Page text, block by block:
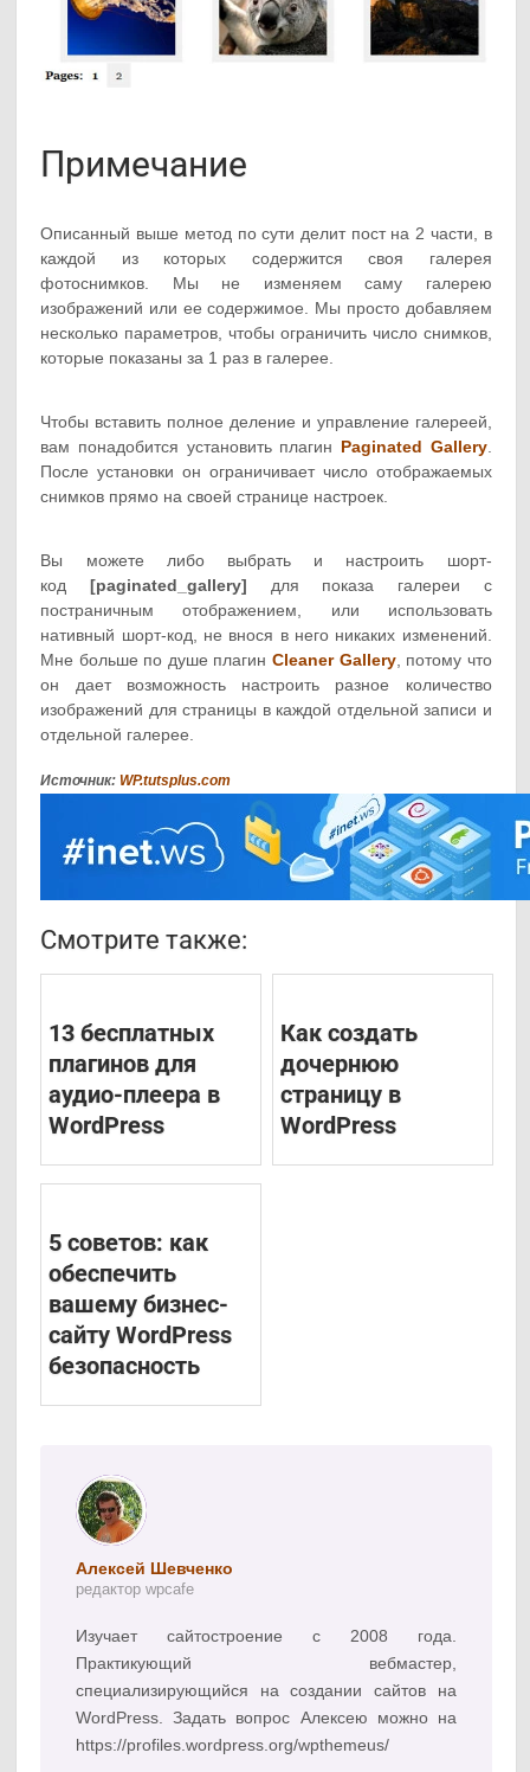
Примечание
Описанный выше метод по сути делит пост на 2 части, в
каждой из которых содержится своя галерея
фотоснимков. Мы не изменяем саму галерею
изображений или ее содержимое. Мы просто добавляем
несколько параметров, чтобы ограничить число снимков,
которые показаны за 1 раз в галерее.
Чтобы вставить полное деление и управление галереей,
вам понадобится установить плагин Paginated Gallery.
После установки он ограничивает число отображаемых
снимков прямо на своей странице настроек.
Вы можете либо выбрать и настроить шорт-
код[paginated_gallery] для показа галереи с
постраничным отображением, или использовать
нативный шорт-код, не внося в него никаких изменений.
Мне больше по душе плагинCleaner Gallery, потому что
он дает возможность настроить разное количество
изображений для страницы в каждой отдельной записи и
отдельной галерее.
Источник: WP.tutsplus.com
Смотрите также:
13 бесплатных
плагинов для
аудио-плеера в
WordPress
Как создать
дочернюю
страницу в
WordPress
5 советов: как
обеспечить
вашему бизнес-
сайту WordPress
безопасность
Алексей Шевченко
редактор wpcafe
Изучает сайтостроение с 2008 года.
Практикующий вебмастер,
специализирующийся на создании сайтов на
WordPress. Задать вопрос Алексею можно на
https://profiles.wordpress.org/wpthemeus/